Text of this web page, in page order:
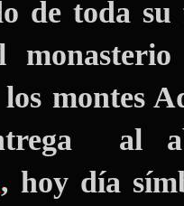
de toda
montes
al
, hoy día